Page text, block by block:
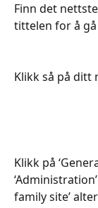
Finn det
tittelen for å
Klikk så på ditt
Klikk på
family site’